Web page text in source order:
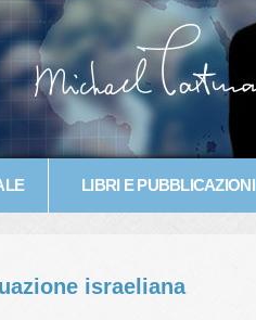
LIBRI E PUBBLICAZIONI
israeliana